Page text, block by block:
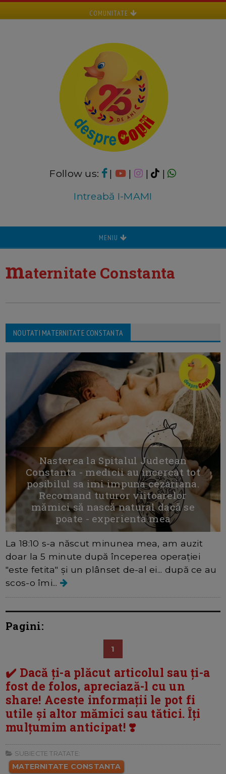
COMUNITATE
Follow us: | | |
|
Intreabă I-MAMI
MENIU
maternitate Constanta
NOUTATI MATERNITATE CONSTANTA
Nasterea la Spitalul Judetean
Constanta - medicii au incercat tot
posibilul sa imi impuna cezariana.
Recomand tuturor viitoarelor
mămici să nască natural dacă se
poate - experienta mea
La 18:10 s-a născut minunea mea, am auzit
doar la 5 minute după începerea operației
"este fetita" și un plânset de-al ei... după ce au
scos-o îmi...
Pagini:
1
✔️ Dacă ți-a plăcut articolul sau ți-a
fost de folos, apreciază-l cu un
share! Aceste informații le pot fi
utile și altor mămici sau tătici. Îți
mulțumim anticipat! ❣️
SUBIECTE TRATATE:
MATERNITATE CONSTANTA